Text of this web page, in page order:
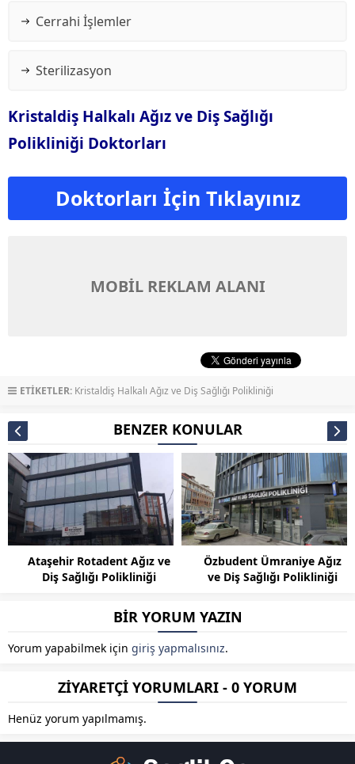
Cerrahi İşlemler
Sterilizasyon
Kristaldiş Halkalı Ağız ve Diş Sağlığı
Polikliniği Doktorları
Doktorları İçin Tıklayınız
MOBİL REKLAM ALANI
ETİKETLER: Kristaldiş Halkalı Ağız ve Diş Sağlığı Polikliniği
BENZER KONULAR
Ataşehir Rotadent Ağız ve
Diş Sağlığı Polikliniği
Özbudent Ümraniye Ağız
ve Diş Sağlığı Polikliniği
BİR YORUM YAZIN
Yorum yapabilmek için giriş yapmalısınız.
ZİYARETÇİ YORUMLARI - 0 YORUM
Henüz yorum yapılmamış.